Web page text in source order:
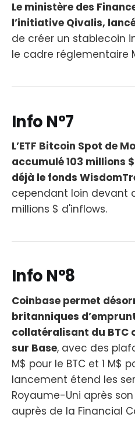
Le ministère des
l’initiative Qivalis,
de créer un stablecoin
le cadre réglementaire
Info N°7
L’ETF Bitcoin Spot de
accumulé 103 millions
déjà le fonds
cependant loin devant
millions $ d'inflows.
Info N°8
Coinbase permet
britanniques
collatéralisant du BTC
sur Base, avec des
M$ pour le BTC et 1 M$
lancement étend les
Royaume-Uni après
auprès de la Financial